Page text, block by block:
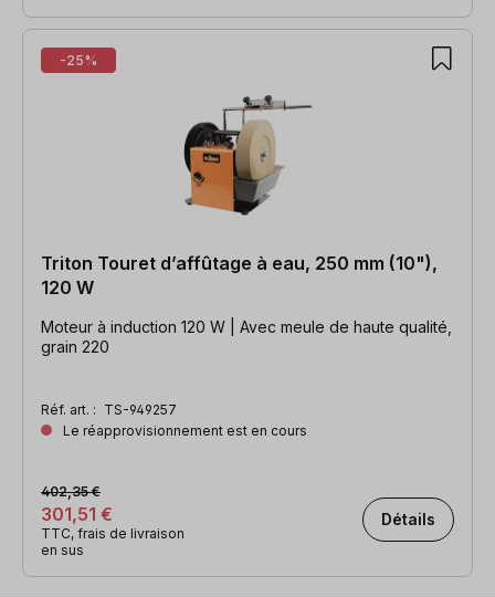
-25%
Triton Touret d’affûtage à eau, 250 mm (10"),
120 W
Moteur à induction 120 W | Avec meule de haute qualité,
grain 220
Réf. art. : TS-949257
Le réapprovisionnement est en cours
301,51 €
402,35 €
TTC, frais de livraison
en sus
Détails